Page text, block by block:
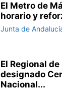
El Metro de
horario y
Junta de
El Regional
designado
Nacional...